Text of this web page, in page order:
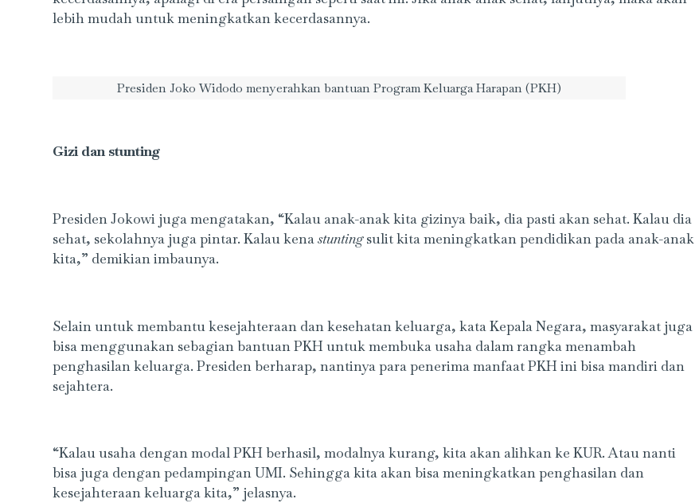
lebih mudah untuk meningkatkan kecerdasannya.
Presiden Joko Widodo menyerahkan bantuan Program Keluarga Harapan (PKH)
Gizi dan stunting
Presiden Jokowi juga mengatakan, “Kalau anak-anak kita gizinya baik, dia pasti akan sehat. Kalau dia
sehat, sekolahnya juga pintar. Kalau kenastuntingsulit kita meningkatkan pendidikan pada anak-anak
kita,” demikian imbaunya.
Selain untuk membantu kesejahteraan dan kesehatan keluarga, kata Kepala Negara, masyarakat juga
bisa menggunakan sebagian bantuan PKH untuk membuka usaha dalam rangka menambah
penghasilan keluarga. Presiden berharap, nantinya para penerima manfaat PKH ini bisa mandiri dan
sejahtera.
“Kalau usaha dengan modal PKH berhasil, modalnya kurang, kita akan alihkan ke KUR. Atau nanti
bisa juga dengan pedampingan UMI. Sehingga kita akan bisa meningkatkan penghasilan dan
kesejahteraan keluarga kita,” jelasnya.